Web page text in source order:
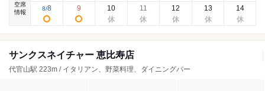
空席
情報
8/8 9 10 11 12 13 14
サンクスネイチャー 恵比寿店
代官山駅 223m / イタリアン、野菜料理、ダイニングバー